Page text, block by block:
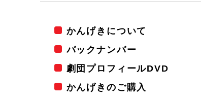
かんげきについて
バックナンバー
劇団プロフィールDVD
かんげきのご購入